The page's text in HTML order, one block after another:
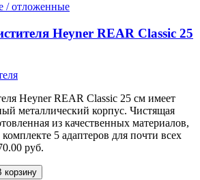
/ отложенные
Heyner REAR Classic 25
Heyner REAR Classic 25 см имеет
металлический корпус. Чистящая
из качественных материалов,
5 адаптеров для почти всех
руб.